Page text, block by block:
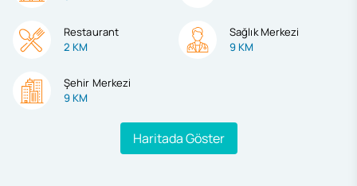
Restaurant
2 KM
Sağlık Merkezi
9 KM
Şehir Merkezi
9 KM
Haritada Göster